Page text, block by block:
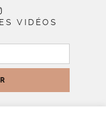
VIDÉOS
: